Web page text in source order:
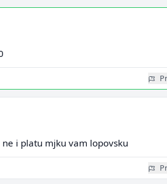
i platu mjku vam lopovsku